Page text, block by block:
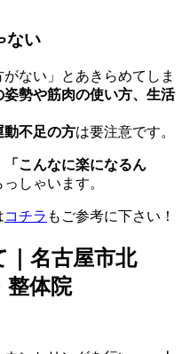
ない
ない」とあきらめてしま
勢や筋肉の使い方、生活
動不足の方は要注意です。
「こんなに楽になるん
っしゃいます。
コチラ もご参考に下さい！
｜名古屋市北
体院